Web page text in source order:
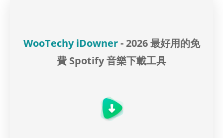
WooTechy iDowner- 2026 最好用的免
費 Spotify 音樂下載工具